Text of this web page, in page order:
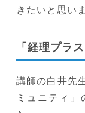
きたいと思い
「経理プラ
講師の白井先
ミュニティ」